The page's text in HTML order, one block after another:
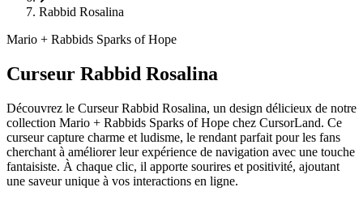
Rabbid Rosalina
Mario + Rabbids Sparks of Hope
Curseur Rabbid Rosalina
Découvrez le Curseur Rabbid Rosalina, un design délicieux de notre
collection Mario + Rabbids Sparks of Hope chez CursorLand. Ce
curseur capture charme et ludisme, le rendant parfait pour les fans
cherchant à améliorer leur expérience de navigation avec une touche
fantaisiste. À chaque clic, il apporte sourires et positivité, ajoutant
une saveur unique à vos interactions en ligne.